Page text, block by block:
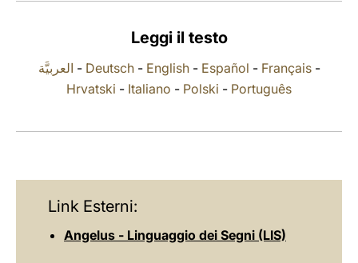
Leggi il testo
العربيَّة - Deutsch- English- Español - Français-
Hrvatski - Italiano - Polski - Português
Link Esterni:
Angelus - Linguaggio dei Segni (LIS)